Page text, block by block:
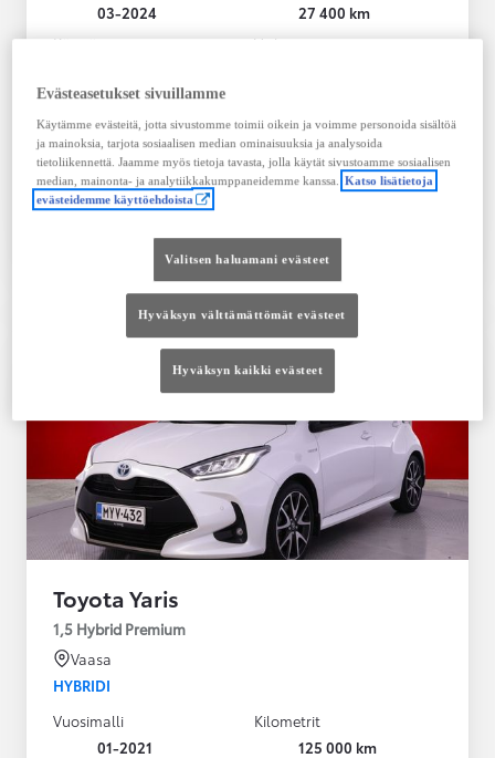
03-2024
27 400 km
Käyttövoima
Bensiini
Vaihteisto
Näytä lisää
36 900,00 €
Tutustu autoon
Vertaile
Toyota Yaris
1,5 Hybrid Premium
Vaasa
HYBRIDI
Vuosimalli
01-2021
Kilometrit
125 000 km
Evästeasetukset sivuillamme
Käytämme evästeitä, jotta sivustomme toimii oikein ja voimme personoida sisältöä
ja mainoksia, tarjota sosiaalisen median ominaisuuksia ja analysoida
tietoliikennettä. Jaamme myös tietoja tavasta, jolla käytät sivustoamme sosiaalisen
median, mainonta- ja analytiikkakumppaneidemme kanssa. Katso lisätietoja
evästeidemme käyttöehdoista
Valitsen haluamani evästeet
Hyväksyn välttämättömät evästeet
Hyväksyn kaikki evästeet